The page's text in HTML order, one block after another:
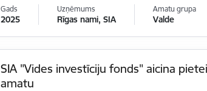
Gads
2025
Uzņēmums
Rīgas nami, SIA
Amatu grupa
Valde
SIA "Vides investīciju fonds" aicina
amatu